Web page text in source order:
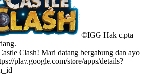
©IGG Hak cipta
Clash! Mari datang bergabung dan ayo
play.google.com/store/apps/details?